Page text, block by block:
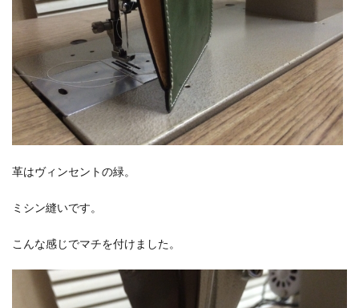
革はヴィンセントの緑。
ミシン縫いです。
こんな感じでマチを付けました。